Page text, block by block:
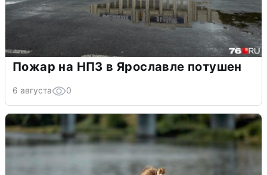
Пожар на НПЗ в Ярославле потушен
6 августа 0